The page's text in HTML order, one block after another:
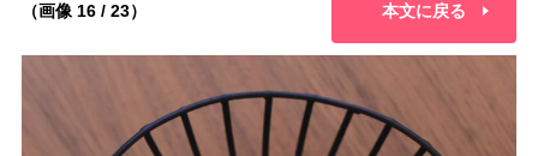
（画像 16 / 23） 本文に戻る